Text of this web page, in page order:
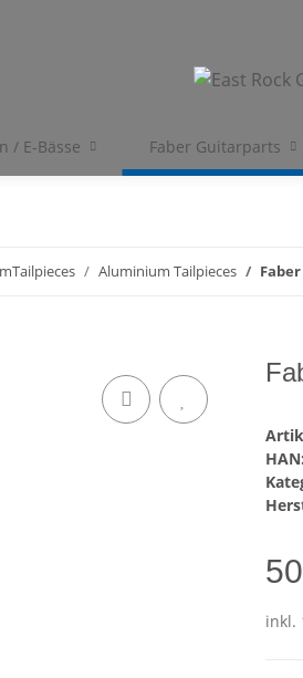
/ E-Bässe Faber Guitarparts
Aluminium Tailpieces
HAN:
inkl.